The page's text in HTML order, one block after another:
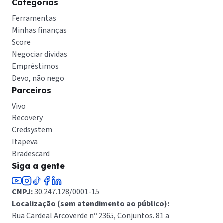
Categorias
Ferramentas
Minhas finanças
Score
Negociar dívidas
Empréstimos
Devo, não nego
Parceiros
Vivo
Recovery
Credsystem
Itapeva
Bradescard
Siga a gente
CNPJ:30.247.128/0001-15
Localização (sem atendimento ao público):
Rua Cardeal Arcoverde nº 2365, Conjuntos. 81 a